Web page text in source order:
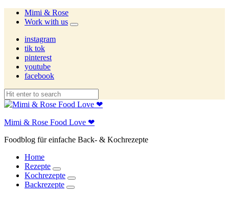
Mimi & Rose
Work with us
expand
instagram
tik tok
pinterest
youtube
facebook
Mimi & Rose Food Love ❤
Foodblog für einfache Back- & Kochrezepte
Home
Rezepte
expand
child
menu
Kochrezepte
expand
child
Backrezepte
expand